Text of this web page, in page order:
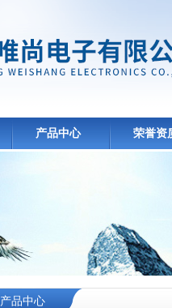
产品中心 荣誉资
产品中心